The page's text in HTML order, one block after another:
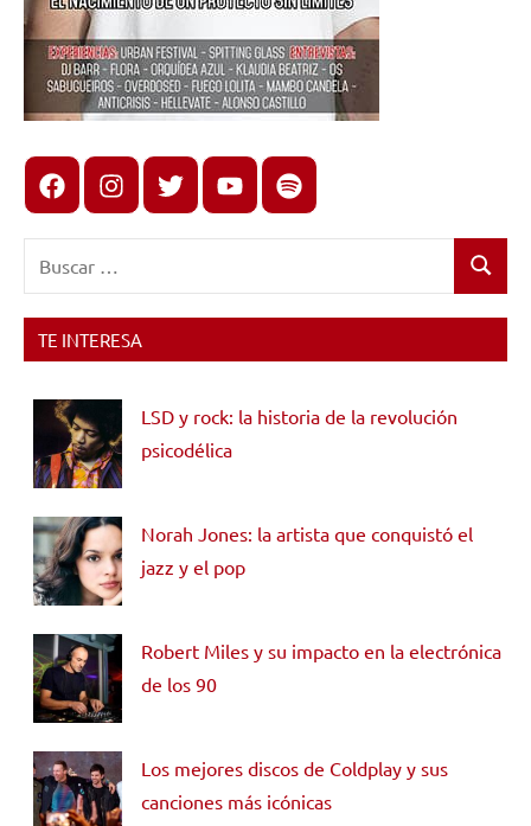
FacebookInstagram
X youtubespotify
Buscar
TE INTERESA
LSD y rock: la historia de la revolución
psicodélica
Norah Jones: la artista que conquistó el
jazz y el pop
Robert Miles y su impacto en la electrónica
de los 90
Los mejores discos de Coldplay y sus
canciones más icónicas